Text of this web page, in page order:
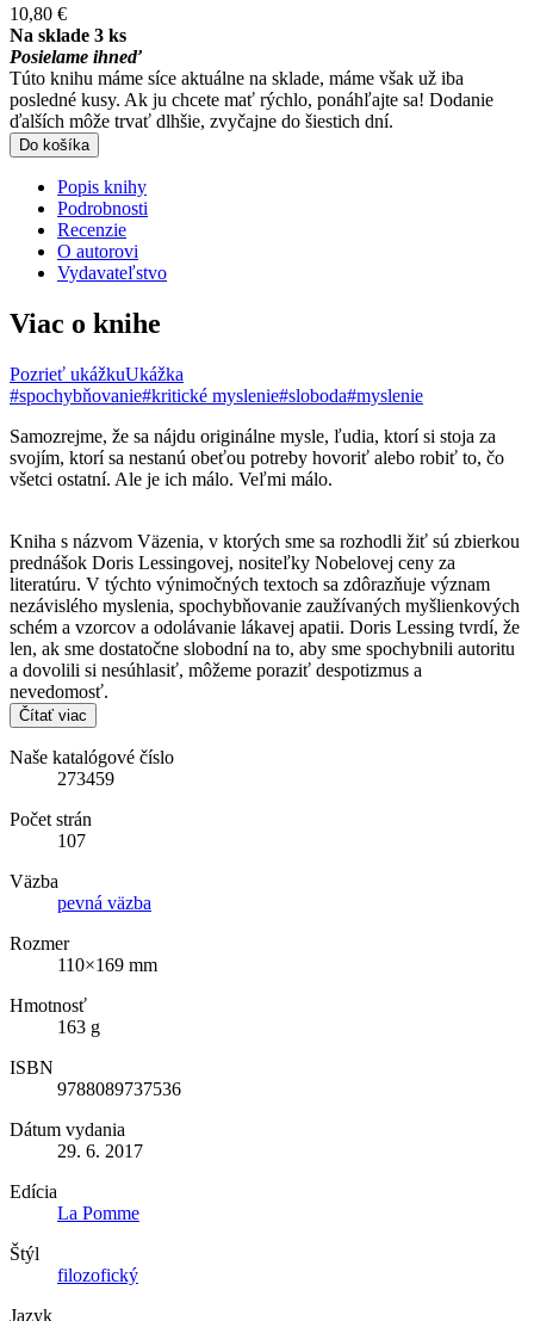
10,80 €
Na sklade 3 ks
Posielame ihneď
Túto knihu máme síce aktuálne na sklade, máme však už iba
posledné kusy. Ak ju chcete mať rýchlo, ponáhľajte sa! Dodanie
ďalších môže trvať dlhšie, zvyčajne do šiestich dní.
Do košíka
Popis knihy
Podrobnosti
Recenzie
O autorovi
Vydavateľstvo
Viac o knihe
Pozrieť ukážkuUkážka
#spochybňovanie#kritické myslenie#sloboda#myslenie
Samozrejme, že sa nájdu originálne mysle, ľudia, ktorí si stoja za
svojím, ktorí sa nestanú obeťou potreby hovoriť alebo robiť to, čo
všetci ostatní. Ale je ich málo. Veľmi málo.
Kniha s názvom Väzenia, v ktorých sme sa rozhodli žiť sú zbierkou
prednášok Doris Lessingovej, nositeľky Nobelovej ceny za
literatúru. V týchto výnimočných textoch sa zdôrazňuje význam
nezávislého myslenia, spochybňovanie zaužívaných myšlienkových
schém a vzorcov a odolávanie lákavej apatii. Doris Lessing tvrdí, že
len, ak sme dostatočne slobodní na to, aby sme spochybnili autoritu
a dovolili si nesúhlasiť, môžeme poraziť despotizmus a
nevedomosť.
Čítať viac
Naše katalógové číslo
273459
Počet strán
107
Väzba
pevná väzba
Rozmer
110×169 mm
Hmotnosť
163 g
ISBN
9788089737536
Dátum vydania
29. 6. 2017
Edícia
La Pomme
Štýl
filozofický
Jazyk